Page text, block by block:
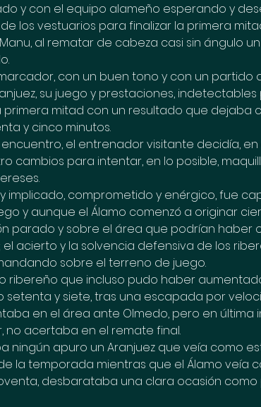
y con el equipo alameño esperando y
los vestuarios para finalizar la primera
al rematar de cabeza casi sin ángulo
con un buen tono y con un partido
su juego y prestaciones, indetectables
primera mitad con un resultado que dejaba
y cinco minutos.
el entrenador visitante decidía,
cambios para intentar, en lo posible,
implicado, comprometido y enérgico, fue
y aunque el Álamo comenzó a originar
parado y sobre el área que podrían haber
acierto y la solvencia defensiva de los
sobre el terreno de juego.
ribereño que incluso pudo haber
y siete, tras una escapada por
en el área ante Olmedo, pero en última
no acertaba en el remate final.
ningún apuro un Aranjuez que veía como
la temporada mientras que el Álamo veía
desbarataba una clara ocasión